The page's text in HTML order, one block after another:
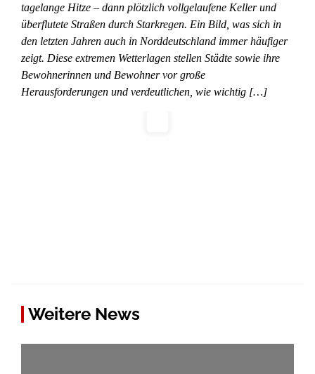
tagelange Hitze – dann plötzlich vollgelaufene Keller und
überflutete Straßen durch Starkregen. Ein Bild, was sich in
den letzten Jahren auch in Norddeutschland immer häufiger
zeigt. Diese extremen Wetterlagen stellen Städte sowie ihre
Bewohnerinnen und Bewohner vor große
Herausforderungen und verdeutlichen, wie wichtig […]
Weitere News